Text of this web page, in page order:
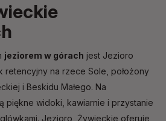
jeziorem w górach jest Jezioro
retencyjny na rzece Sole, położony
i Beskidu Małego. Na
piękne widoki, kawiarnie i przystanie
Jezioro Żywieckie oferuje